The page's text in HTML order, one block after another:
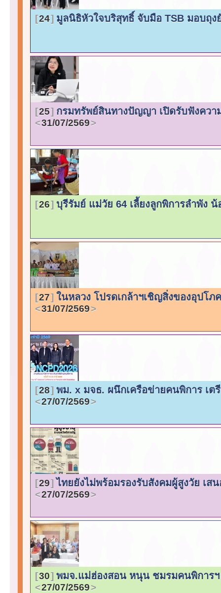
24 มูลนิธิหัวใจบริสุทธิ์ จับมือ TSB มอบถุ
25 กรมทรัพย์สินทางปัญญา เปิดรับฟังคว
31/07/2569
26 บุรีรัมย์ แม่วัย 64 เลี้ยงลูกพิการลำพัง
27 ในหลวง โปรดเกล้าฯเชิญสิ่งของอุปโ
31/07/2569
28 พม. x มจธ. ผนึกเครือข่ายคนพิการ เต
27/07/2569
29 ไทยยังไม่พร้อมรองรับสังคมผู้สูงวัย เส
27/07/2569
30 พมจ.แม่ฮ่องสอน หนุน ชมรมคนพิการฯ
27/07/2569